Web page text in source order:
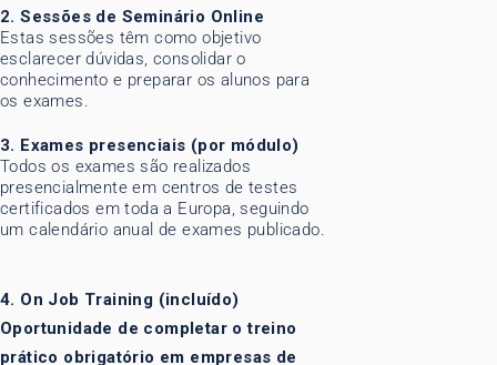
2. Sessões de Seminário Online
Estas sessões têm como objetivo
esclarecer dúvidas, consolidar o
conhecimento e preparar os alunos para
os exames.
3. Exames presenciais (por módulo)
Todos os exames são realizados
presencialmente em centros de testes
certificados em toda a Europa, seguindo
um calendário anual de exames publicado.
4. On Job Training (incluído)
Oportunidade de completar o treino
prático obrigatório em empresas de